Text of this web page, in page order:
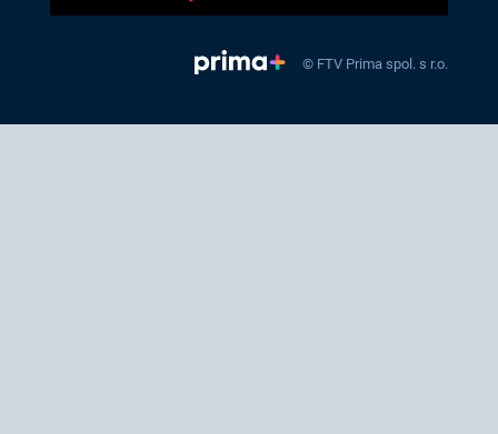
© FTV Prima spol. s r.o.